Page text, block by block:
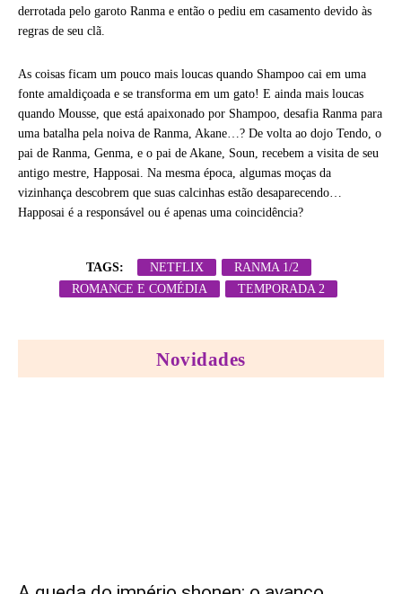
derrotada pelo garoto Ranma e então o pediu em casamento devido às
regras de seu clã.
As coisas ficam um pouco mais loucas quando Shampoo cai em uma
fonte amaldiçoada e se transforma em um gato! E ainda mais loucas
quando Mousse, que está apaixonado por Shampoo, desafia Ranma para
uma batalha pela noiva de Ranma, Akane…? De volta ao dojo Tendo, o
pai de Ranma, Genma, e o pai de Akane, Soun, recebem a visita de seu
antigo mestre, Happosai. Na mesma época, algumas moças da
vizinhança descobrem que suas calcinhas estão desaparecendo…
Happosai é a responsável ou é apenas uma coincidência?
TAGS: NETFLIX
RANMA 1/2
ROMANCE E COMÉDIA
TEMPORADA 2
Novidades